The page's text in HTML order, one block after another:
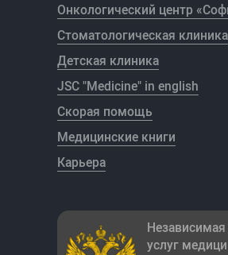
Онкологический центр
Стоматологическая клиника
Детская клиника
JSC "Medicine" in english
Скорая помощь
Медицинские книги
Карьера
Независимая
услуг